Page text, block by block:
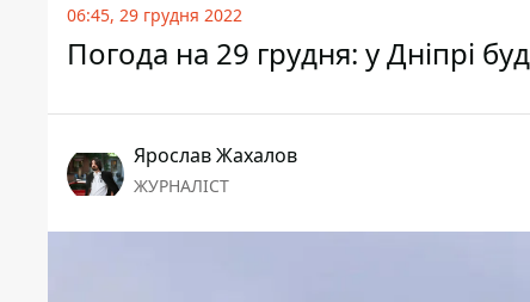
06:45, 29 грудня 2022
Погода на 29 грудня: у Дніпрі
Ярослав Жахалов
ЖУРНАЛІСТ